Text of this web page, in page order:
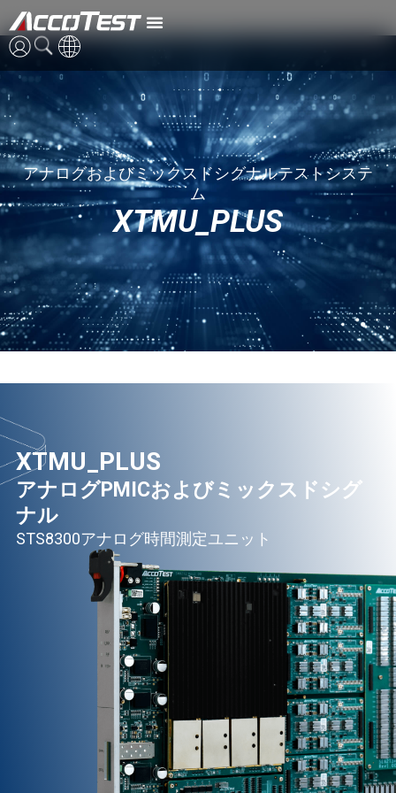
中国語
日本語
XTMU_PLUS
アナログおよびミックスドシグナルテストシステ
ム
XTMU_PLUS
XTMU_PLUS
アナログPMICおよびミックスドシグ
ナル
STS8300アナログ時間測定ユニット